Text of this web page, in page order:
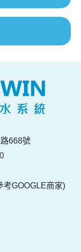
668號
考GOOGLE商家)